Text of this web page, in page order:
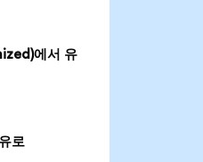
에서 유
로